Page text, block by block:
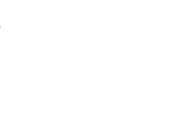
originale era: €20.00.
Il prezzo attuale è: €18.00.